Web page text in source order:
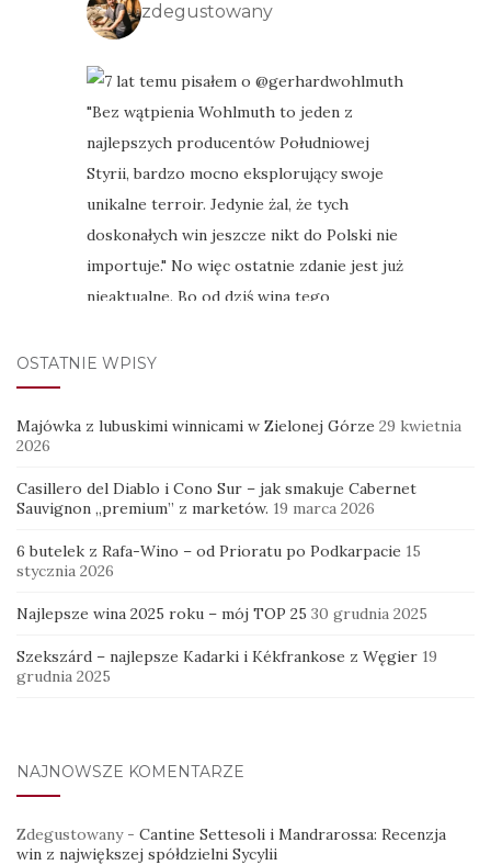
zdegustowany
OSTATNIE WPISY
Majówka z lubuskimi winnicami w Zielonej Górze 29 kwietnia
2026
Casillero del Diablo i Cono Sur – jak smakuje Cabernet
Sauvignon „premium” z marketów. 19 marca 2026
6 butelek z Rafa-Wino – od Prioratu po Podkarpacie 15
stycznia 2026
Najlepsze wina 2025 roku – mój TOP 25 30 grudnia 2025
Szekszárd – najlepsze Kadarki i Kékfrankose z Węgier 19
grudnia 2025
NAJNOWSZE KOMENTARZE
Zdegustowany- Cantine Settesoli i Mandrarossa: Recenzja
win z największej spółdzielni Sycylii